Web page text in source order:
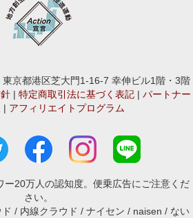
京都港区芝大門1-16-7 幸伸ビル1階・3階
| 特定商取引法に基づく表記 | パートナー
| アフィリエイトプログラム
ー20万人の認知度。便乗広告にご注意くだ
さい。
/ 内線クラウド / ナイセン / naisen / ない